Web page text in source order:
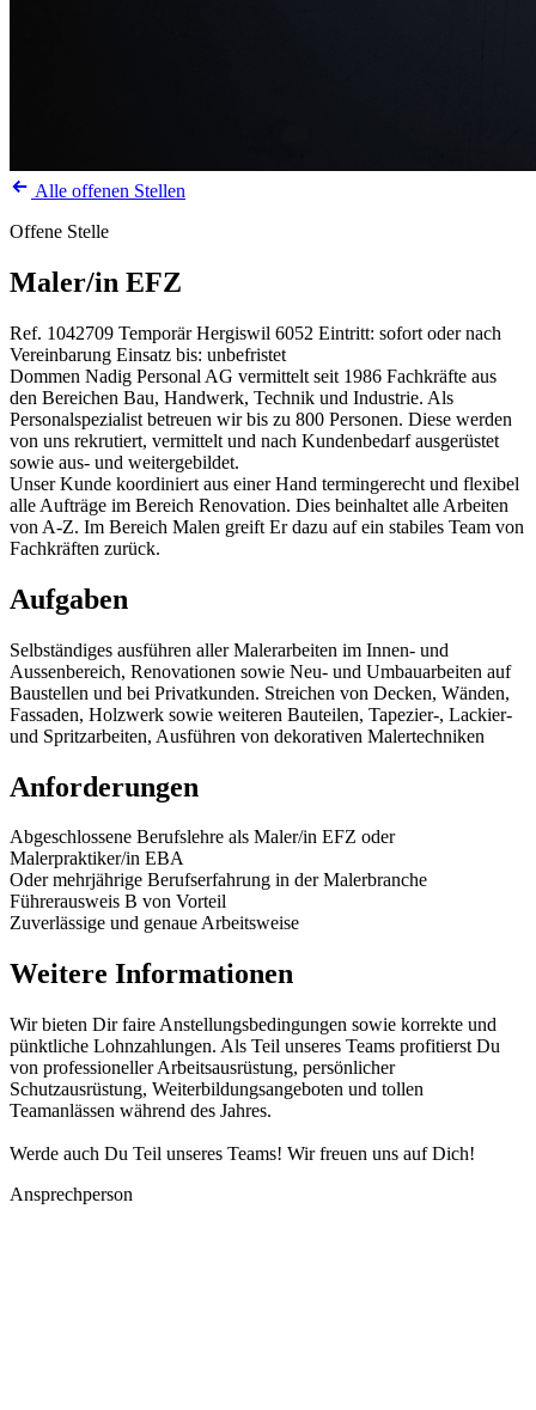
Alle offenen Stellen
Offene Stelle
Maler/in EFZ
Ref. 1042709 Temporär Hergiswil 6052 Eintritt: sofort oder nach
Vereinbarung Einsatz bis: unbefristet
Dommen Nadig Personal AG vermittelt seit 1986 Fachkräfte aus
den Bereichen Bau, Handwerk, Technik und Industrie. Als
Personalspezialist betreuen wir bis zu 800 Personen. Diese werden
von uns rekrutiert, vermittelt und nach Kundenbedarf ausgerüstet
sowie aus- und weitergebildet.
Unser Kunde koordiniert aus einer Hand termingerecht und flexibel
alle Aufträge im Bereich Renovation. Dies beinhaltet alle Arbeiten
von A-Z. Im Bereich Malen greift Er dazu auf ein stabiles Team von
Fachkräften zurück.
Aufgaben
Selbständiges ausführen aller Malerarbeiten im Innen- und
Aussenbereich, Renovationen sowie Neu- und Umbauarbeiten auf
Baustellen und bei Privatkunden. Streichen von Decken, Wänden,
Fassaden, Holzwerk sowie weiteren Bauteilen, Tapezier-, Lackier-
und Spritzarbeiten, Ausführen von dekorativen Malertechniken
Anforderungen
Abgeschlossene Berufslehre als Maler/in EFZ oder
Malerpraktiker/in EBA
Oder mehrjährige Berufserfahrung in der Malerbranche
Führerausweis B von Vorteil
Zuverlässige und genaue Arbeitsweise
Weitere Informationen
Wir bieten Dir faire Anstellungsbedingungen sowie korrekte und
pünktliche Lohnzahlungen. Als Teil unseres Teams profitierst Du
von professioneller Arbeitsausrüstung, persönlicher
Schutzausrüstung, Weiterbildungsangeboten und tollen
Teamanlässen während des Jahres.
Werde auch Du Teil unseres Teams! Wir freuen uns auf Dich!
Ansprechperson